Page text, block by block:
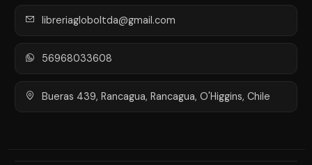
libreriagloboltda@gmail.com
56968033608
Bueras 439, Rancagua, Rancagua, O'Higgins, Chile